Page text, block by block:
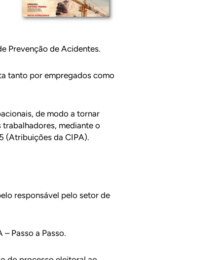
Prevenção de Acidentes.
tanto por empregados como
de modo a tornar
mediante o
(Atribuições da CIPA).
responsável pelo setor de
Passo a Passo.